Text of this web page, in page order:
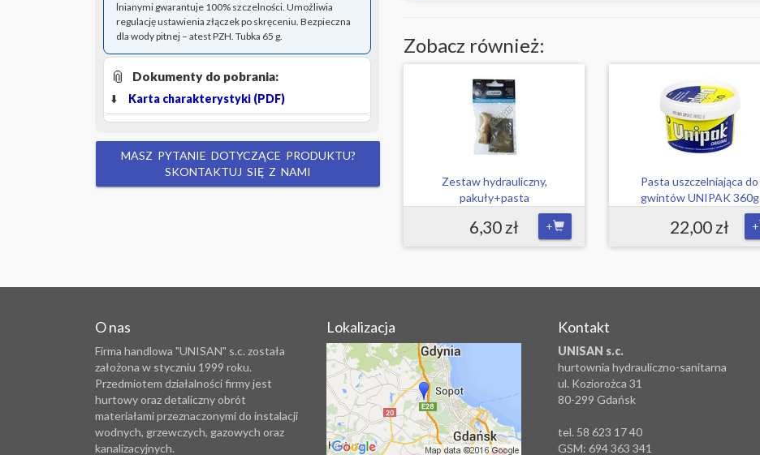
lnianymi gwarantuje 100% szczelności. Umożliwia
regulację ustawienia złączek po skręceniu. Bezpieczna
dla wody pitnej – atest PZH. Tubka 65 g.
📎 Dokumenty do pobrania:
Karta charakterystyki (PDF)
MASZ PYTANIE DOTYCZĄCE PRODUKTU?
SKONTAKTUJ SIĘ Z NAMI
Zobacz również:
Zestaw hydrauliczny,
pakuły+pasta
6,30 zł +
Pasta uszczelniająca do
gwintów UNIPAK 360g
22,00 zł +
O nas
Firma handlowa "UNISAN" s.c. została
założona w styczniu 1999 roku.
Przedmiotem działalności firmy jest
hurtowy oraz detaliczny obrót
materiałami przeznaczonymi do instalacji
wodnych, grzewczych, gazowych oraz
kanalizacyjnych.
Lokalizacja Kontakt
UNISAN s.c.
hurtownia hydrauliczno-sanitarna
ul. Koziorożca 31
80-299 Gdańsk
tel. 58 623 17 40
GSM: 694 363 341